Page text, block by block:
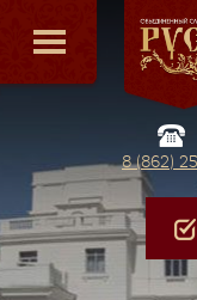
8 (862)